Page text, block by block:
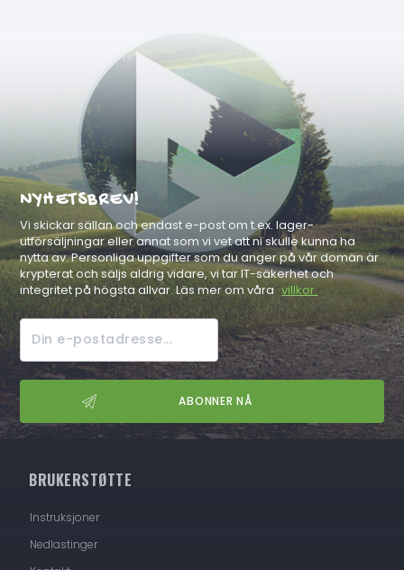
NYHETSBREV!
Vi skickar sällan och endast e-post om t.ex. lager-
utförsäljningar eller annat som vi vet att ni skulle kunna ha
nytta av. Personliga uppgifter som du anger på vår domän är
krypterat och säljs aldrig vidare, vi tar IT-säkerhet och
integritet på högsta allvar. Läs mer om våra villkor.
BRUKERSTØTTE
Instruksjoner
Nedlastinger